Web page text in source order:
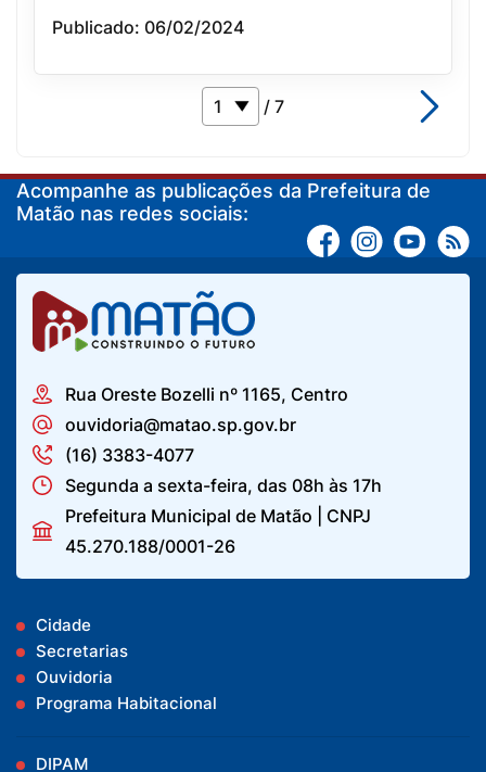
Publicado: 06/02/2024
/ 7
Acompanhe as publicações da Prefeitura de
Matão nas redes sociais:
Rua Oreste Bozelli nº 1165, Centro
ouvidoria@matao.sp.gov.br
(16) 3383-4077
Segunda a sexta-feira, das 08h às 17h
Prefeitura Municipal de Matão | CNPJ
45.270.188/0001-26
Cidade
Secretarias
Ouvidoria
Programa Habitacional
DIPAM